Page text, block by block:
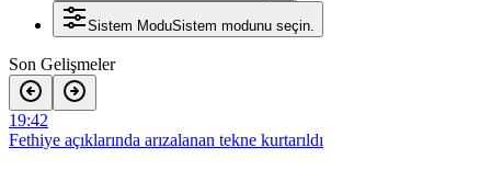
Sistem ModuSistem modunu seçin.
Son Gelişmeler
19:42
Fethiye açıklarında arızalanan tekne kurtarıldı